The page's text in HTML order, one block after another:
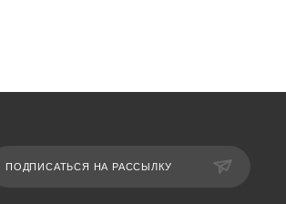
ПОДПИСАТЬСЯ НА РАССЫЛКУ